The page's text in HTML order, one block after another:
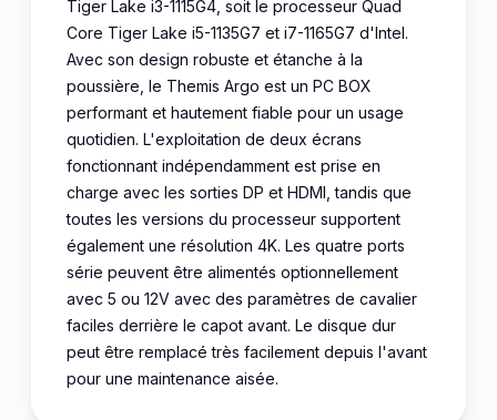
Tiger Lake i3-1115G4, soit le processeur Quad
Core Tiger Lake i5-1135G7 et i7-1165G7 d'Intel.
Avec son design robuste et étanche à la
poussière, le Themis Argo est un PC BOX
performant et hautement fiable pour un usage
quotidien. L'exploitation de deux écrans
fonctionnant indépendamment est prise en
charge avec les sorties DP et HDMI, tandis que
toutes les versions du processeur supportent
également une résolution 4K. Les quatre ports
série peuvent être alimentés optionnellement
avec 5 ou 12V avec des paramètres de cavalier
faciles derrière le capot avant. Le disque dur
peut être remplacé très facilement depuis l'avant
pour une maintenance aisée.